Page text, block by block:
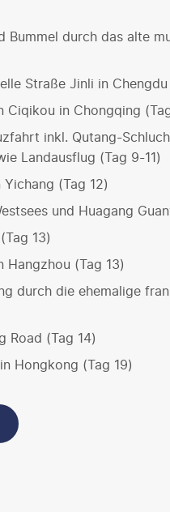
Bummel durch das alte
Straße Jinli in Chengdu
Ciqikou in Chongqing
inkl. Qutang-
Landausflug (Tag 9-11)
(Tag 12)
und Huagang
13)
Hangzhou (Tag 13)
durch die ehemalige
Road (Tag 14)
Hongkong (Tag 19)